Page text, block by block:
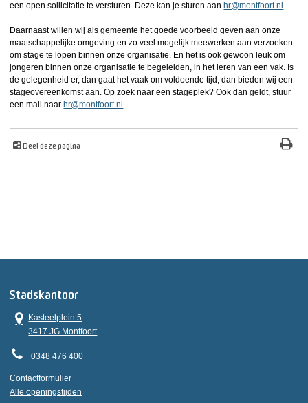
een open sollicitatie te versturen. Deze kan je sturen aan hr@montfoort.nl .
Daarnaast willen wij als gemeente het goede voorbeeld geven aan onze
maatschappelijke omgeving en zo veel mogelijk meewerken aan verzoeken
om stage te lopen binnen onze organisatie. En het is ook gewoon leuk om
jongeren binnen onze organisatie te begeleiden, in het leren van een vak. Is
de gelegenheid er, dan gaat het vaak om voldoende tijd, dan bieden wij een
stageovereenkomst aan. Op zoek naar een stageplek? Ook dan geldt, stuur
een mail naar hr@montfoort.nl .
Deel deze pagina
Stadskantoor
Kasteelplein 5
3417 JG Montfoort
0348 476 400
Contactformulier
Alle openingstijden